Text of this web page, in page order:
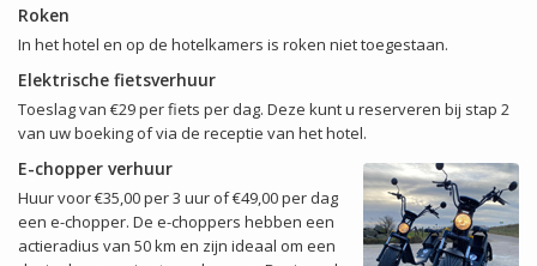
Roken
In het hotel en op de hotelkamers is roken niet toegestaan.
Elektrische fietsverhuur
Toeslag van €29 per fiets per dag. Deze kunt u reserveren bij stap 2
van uw boeking of via de receptie van het hotel.
E-chopper verhuur
Huur voor €35,00 per 3 uur of €49,00 per dag
een e-chopper. De e-choppers hebben een
actieradius van 50 km en zijn ideaal om een